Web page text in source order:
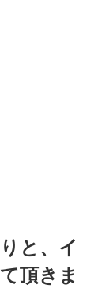
と、イ
頂きま